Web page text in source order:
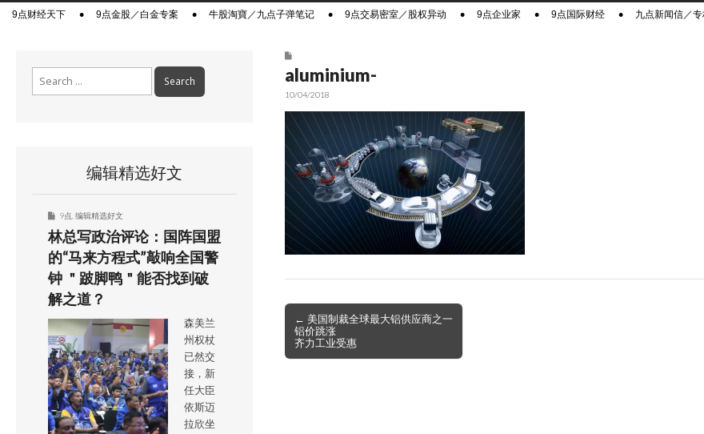
content
Sub9点财经天下 9点金股／白金专案 牛股淘寶／九点子弹笔记 9点交易密室／股权异动 9点企业家 9点国际财经 九点新闻信／
aluminium-
10/04/2018
Post
navigation
← 美国制裁全球最大铝供应商之一
铝价跳涨
齐力工业受惠
编辑精选好文
9点 编辑精选好文
林总写政治评论：国阵国盟
的“马来方程式”敲响全国警
钟 ＂跛脚鸭＂能否找到破
解之道？
森美兰
州权杖
已然交
接，新
任大臣
依斯迈
拉欣坐